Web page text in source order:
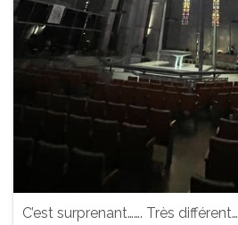
C’est surprenant……. Très différent…